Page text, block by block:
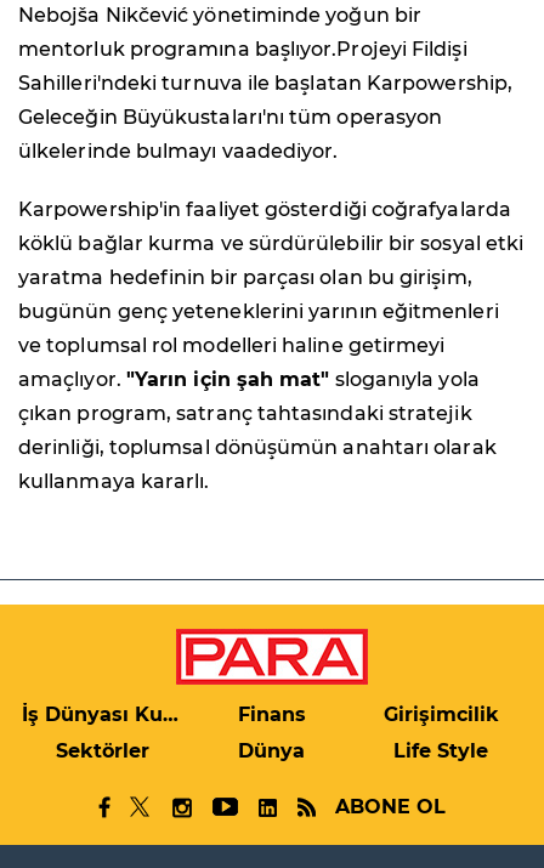
Nebojša Nikčević yönetiminde yoğun bir
mentorluk programına başlıyor.Projeyi Fildişi
Sahilleri'ndeki turnuva ile başlatan Karpowership,
Geleceğin Büyükustaları'nı tüm operasyon
ülkelerinde bulmayı vaadediyor.
Karpowership'in faaliyet gösterdiği coğrafyalarda
köklü bağlar kurma ve sürdürülebilir bir sosyal etki
yaratma hedefinin bir parçası olan bu girişim,
bugünün genç yeteneklerini yarının eğitmenleri
ve toplumsal rol modelleri haline getirmeyi
amaçlıyor. "Yarın için şah mat" sloganıyla yola
çıkan program, satranç tahtasındaki stratejik
derinliği, toplumsal dönüşümün anahtarı olarak
kullanmaya kararlı.
İş Dünyası Kulis Finans
Girişimcilik
Sektörler
Dünya Life Style
ABONE OL